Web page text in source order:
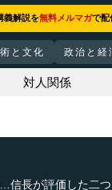
義解説を無料メルマガで配
と文化 政治と経
対人関係
信長が評価した二つ